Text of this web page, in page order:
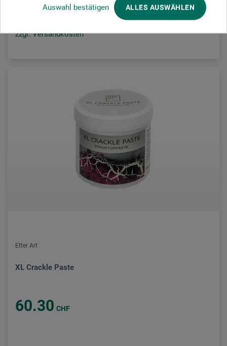
Auswahl bestätigen ALLES AUSWÄHLEN
zzgl. Versandkosten
Etter Art
XL Crackle Paste
60.30 CHF